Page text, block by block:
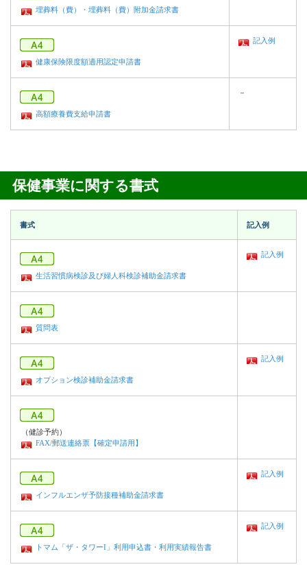
埋葬料（費）・埋葬料（費）附加金請求書
健康保険限度額適用認定申請書
記入例
高額療養費支給申請書
－
保健事業に関する書式
書式 記入例
生活習慣病検診及び婦人科検診補助金請求書
記入例
質問表
オプション検診補助金請求書
記入例
（健診予約）
FAX/郵送連絡票【確定申請用】
インフルエンザ予防接種補助金請求書
記入例
トマム「ザ・タワーI」利用申込書・利用実績報告書
記入例